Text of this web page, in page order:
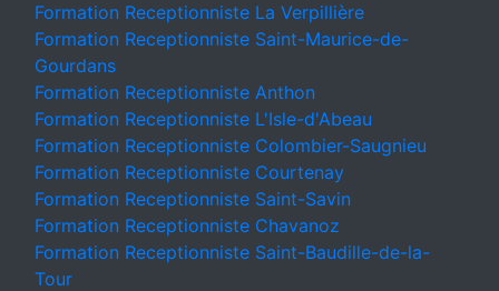
Formation Receptionniste La Verpillière
Formation Receptionniste Saint-Maurice-de-
Gourdans
Formation Receptionniste Anthon
Formation Receptionniste L'Isle-d'Abeau
Formation Receptionniste Colombier-Saugnieu
Formation Receptionniste Courtenay
Formation Receptionniste Saint-Savin
Formation Receptionniste Chavanoz
Formation Receptionniste Saint-Baudille-de-la-
Tour